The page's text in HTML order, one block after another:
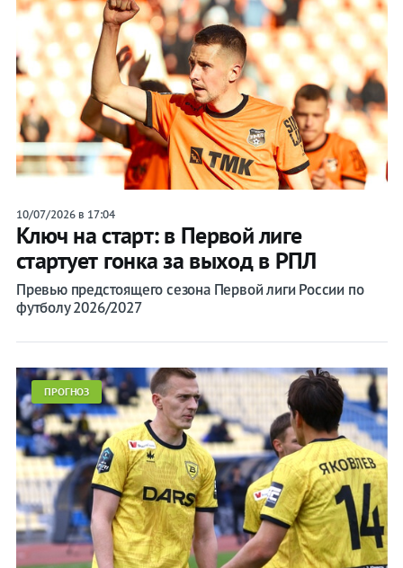
10/07/2026 в 17:04
Ключ на старт: в Первой лиге
стартует гонка за выход в РПЛ
Превью предстоящего сезона Первой лиги России по
футболу 2026/2027
ПРОГНОЗ